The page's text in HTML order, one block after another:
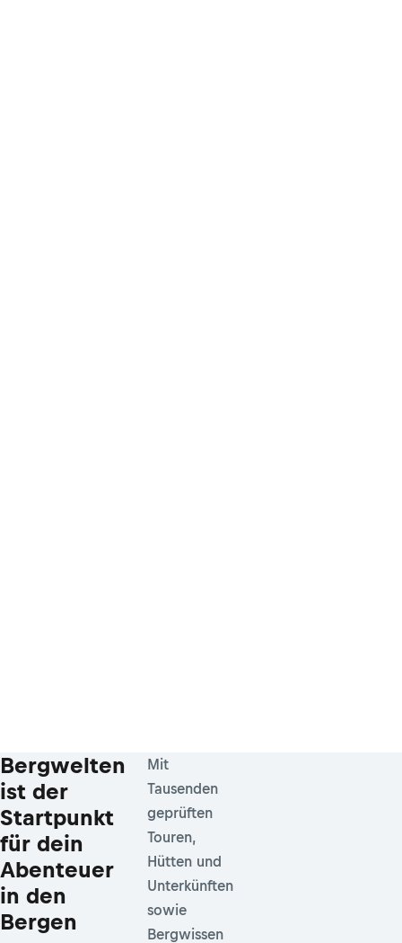
Bergwelten
ist der
Startpunkt
für dein
Abenteuer
in den
Bergen
Mit
Tausenden
geprüften
Touren,
Hütten und
Unterkünften
sowie
Bergwissen